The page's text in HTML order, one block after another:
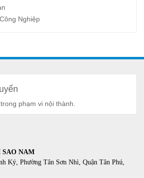
Nghiệp
phạm vi nội thành.
SAO NAM
Ký, Phường Tân Sơn Nhì, Quận Tân Phú,